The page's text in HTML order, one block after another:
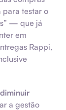
para testar o
— que já
em
Rappi,
a gestão